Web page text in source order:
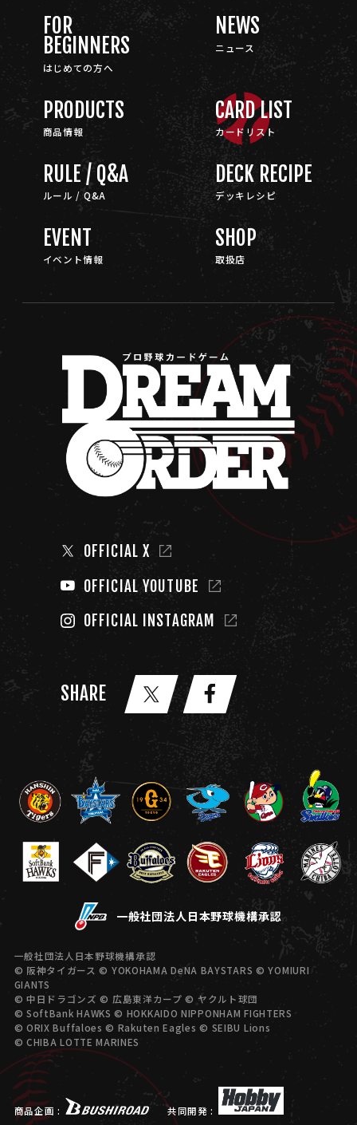
FOR
BEGINNERS
はじめての方へ
NEWS
ニュース
PRODUCTS
商品情報
CARD LIST
カードリスト
RULE / Q&A
ルール / Q&A
DECK RECIPE
デッキレシピ
EVENT
イベント情報
SHOP
取扱店
OFFICIAL X
OFFICIAL YOUTUBE
OFFICIAL INSTAGRAM
SHARE
一般社団法人日本野球機構承認
一般社団法人日本野球機構承認
© 阪神タイガース © YOKOHAMA DeNA BAYSTARS © YOMIURI
GIANTS
© 中日ドラゴンズ © 広島東洋カープ © ヤクルト球団
© SoftBank HAWKS © HOKKAIDO NIPPONHAM FIGHTERS
© ORIX Buffaloes © Rakuten Eagles © SEIBU Lions
© CHIBA LOTTE MARINES
商品企画 : 共同開発 :